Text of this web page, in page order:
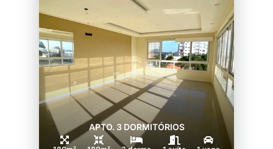
APTO. 3 DORMITÓRIOS